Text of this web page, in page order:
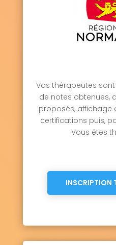
Vos thérapeutes
de notes obtenues,
proposés, affichage
certifications puis,
Vous êtes
INSCRIPTION